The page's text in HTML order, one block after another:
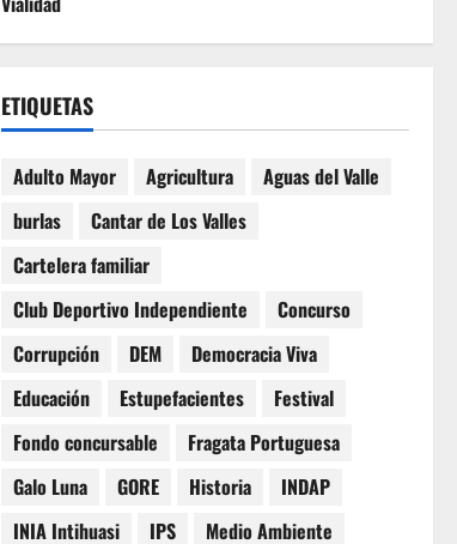
ETIQUETAS
Adulto Mayor Agricultura
Aguas del Valle
burlas
Cantar de Los Valles
Cartelera familiar
Club Deportivo Independiente
Concurso
Corrupción
DEM
Democracia Viva
Educación
Estupefacientes
Festival
Fondo concursable
Fragata Portuguesa
Galo Luna
GORE Historia
INDAP
INIA Intihuasi
IPS
Medio Ambiente